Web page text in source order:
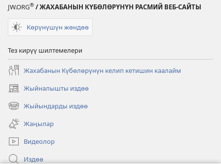
JW.ORG® / ЖАХАБАНЫН КҮБӨЛӨРҮНҮН РАСМИЙ ВЕБ-САЙТЫ
Көрүнүшүн жөндөө
Тез кирүү шилтемелери
Жахабанын Күбөлөрүнүн келип кетишин каалайм
Жыйналышты издөө
(жаңы
терезе
ачат)
Жыйындарды издөө
(жаңы
терезе
ачат)
Жаңылар
Видеолор
Издөө